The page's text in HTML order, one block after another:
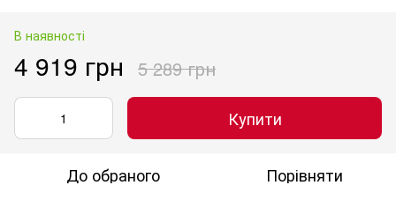
В наявності
4 919 грн 5 289 грн
Купити
До обраного Порівняти